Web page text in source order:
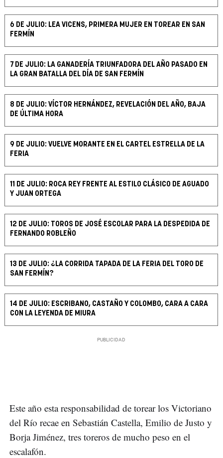
6 DE JULIO: LEA VICENS, PRIMERA MUJER EN TOREAR EN SAN
FERMÍN
7 DE JULIO: LA GANADERÍA TRIUNFADORA DEL AÑO PASADO EN
LA GRAN BATALLA DEL DÍA DE SAN FERMÍN
8 DE JULIO: VÍCTOR HERNÁNDEZ, REVELACIÓN DEL AÑO, BAJA
DE ÚLTIMA HORA
9 DE JULIO: VUELVE MORANTE EN EL CARTEL ESTRELLA DE LA
FERIA
11 DE JULIO: ROCA REY FRENTE AL ESTILO CLÁSICO DE AGUADO
Y JUAN ORTEGA
12 DE JULIO: TOROS DE JOSÉ ESCOLAR PARA LA DESPEDIDA DE
FERNANDO ROBLEÑO
13 DE JULIO: ¿LA CORRIDA TAPADA DE LA FERIA DEL TORO DE
SAN FERMÍN?
14 DE JULIO: ESCRIBANO, CASTAÑO Y COLOMBO, CARA A CARA
CON LA LEYENDA DE MIURA
Este año esta responsabilidad de torear los Victoriano
del Río recae en Sebastián Castella, Emilio de Justo y
Borja Jiménez, tres toreros de mucho peso en el
escalafón.